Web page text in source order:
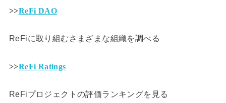
>>ReFi DAO
ReFiに取り組むさまざまな組織を調べる
>>ReFi Ratings
ReFiプロジェクトの評価ランキングを見る